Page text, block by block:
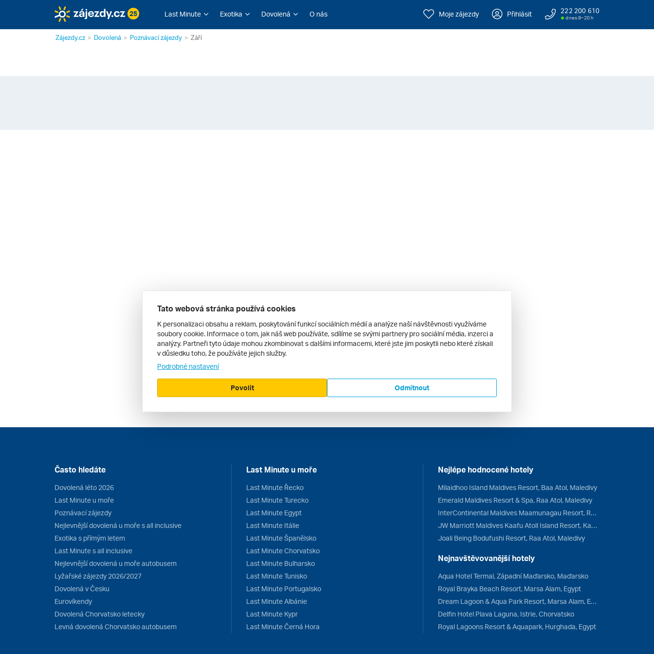
25 Last Minute Exotika Dovolená O nás Moje zájezdy Přihlásit 222 200 610
dnes 8–20 h
Zájezdy.cz Dovolená Poznávací zájezdy Září
Často hledáte
Dovolená léto 2026
Last Minute u moře
Poznávací zájezdy
Nejlevnější dovolená u moře s all inclusive
Exotika s přímým letem
Last Minute s all inclusive
Nejlevnější dovolená u moře autobusem
Lyžařské zájezdy 2026/2027
Dovolená v Česku
Eurovíkendy
Dovolená Chorvatsko letecky
Levná dovolená Chorvatsko autobusem
Last Minute u moře
Last Minute Řecko
Last Minute Turecko
Last Minute Egypt
Last Minute Itálie
Last Minute Španělsko
Last Minute Chorvatsko
Last Minute Bulharsko
Last Minute Tunisko
Last Minute Portugalsko
Last Minute Albánie
Last Minute Kypr
Last Minute Černá Hora
Nejlépe hodnocené hotely
Milaidhoo Island Maldives Resort, Baa Atol, Maledivy
Emerald Maldives Resort & Spa, Raa Atol, Maledivy
InterContinental Maldives Maamunagau Resort, Raa Atol, Maledivy
JW Marriott Maldives Kaafu Atoll Island Resort, Kaafu Atol, Maledivy
Joali Being Bodufushi Resort, Raa Atol, Maledivy
Nejnavštěvovanější hotely
Aqua Hotel Termal, Západní Maďarsko, Maďarsko
Royal Brayka Beach Resort, Marsa Alam, Egypt
Dream Lagoon & Aqua Park Resort, Marsa Alam, Egypt
Delfin Hotel Plava Laguna, Istrie, Chorvatsko
Royal Lagoons Resort & Aquapark, Hurghada, Egypt
Tato webová stránka používá cookies
K personalizaci obsahu a reklam, poskytování funkcí sociálních médií a analýze naší návštěvnosti využíváme
soubory cookie. Informace o tom, jak náš web používáte, sdílíme se svými partnery pro sociální média, inzerci a
analýzy. Partneři tyto údaje mohou zkombinovat s dalšími informacemi, které jste jim poskytli nebo které získali
v důsledku toho, že používáte jejich služby.
Podrobné nastavení
Odmítnout
Povolit